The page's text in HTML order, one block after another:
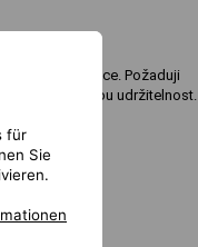
aplikace. Požaduji
a technickou udržitelnost.
für
Sie